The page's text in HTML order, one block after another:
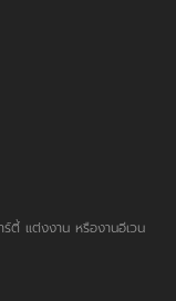
ตี้ แต่งงาน หรืองานอีเวน